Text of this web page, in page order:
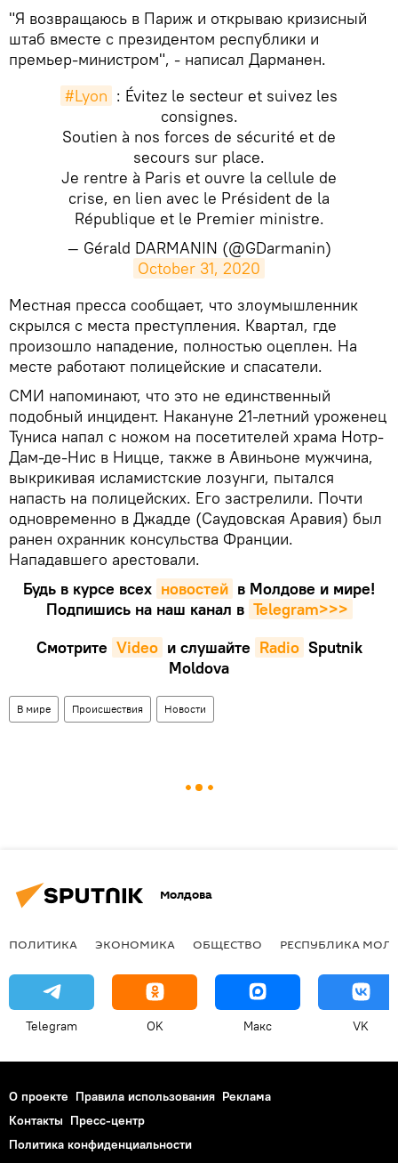
"Я возвращаюсь в Париж и открываю кризисный
штаб вместе с президентом республики и
премьер-министром", - написал Дарманен.
#Lyon : Évitez le secteur et suivez les
consignes.
Soutien à nos forces de sécurité et de
secours sur place.
Je rentre à Paris et ouvre la cellule de
crise, en lien avec le Président de la
République et le Premier ministre.
— Gérald DARMANIN (@GDarmanin)
October 31, 2020
​Местная пресса сообщает, что злоумышленник
скрылся с места преступления. Квартал, где
произошло нападение, полностью оцеплен. На
месте работают полицейские и спасатели.
СМИ напоминают, что это не единственный
подобный инцидент. Накануне 21-летний уроженец
Туниса напал с ножом на посетителей храма Нотр-
Дам-де-Нис в Ницце, также в Авиньоне мужчина,
выкрикивая исламистские лозунги, пытался
напасть на полицейских. Его застрелили. Почти
одновременно в Джадде (Саудовская Аравия) был
ранен охранник консульства Франции.
Нападавшего арестовали.
Будь в курсе всех новостей в Молдове и мире!
Подпишись на наш канал в Telegram>>>
Смотрите Video и слушайте Radio Sputnik
Moldova
В мире Происшествия Новости
Молдова
ПОЛИТИКА ЭКОНОМИКА ОБЩЕСТВО РЕСПУБЛИКА
Telegram OK Макс VK
О проекте Правила использования Реклама
Контакты Пресс-центр
Политика конфиденциальности